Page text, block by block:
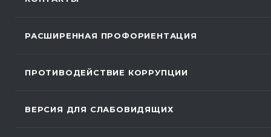
РАСШИРЕННАЯ ПРОФОРИЕНТАЦИЯ
ПРОТИВОДЕЙСТВИЕ КОРРУПЦИИ
ВЕРСИЯ ДЛЯ СЛАБОВИДЯЩИХ